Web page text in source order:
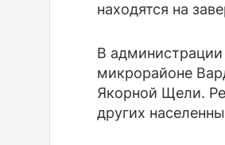
находятся на
В администрации
микрорайоне
Якорной Щели.
других